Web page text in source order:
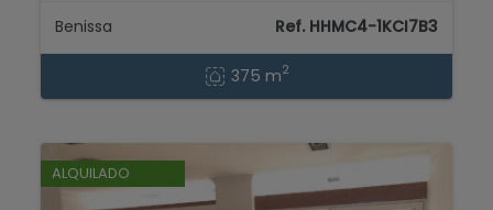
montaña...
Benissa Ref. HHMC4-1KCI7B3
375 m2
ALQUILADO